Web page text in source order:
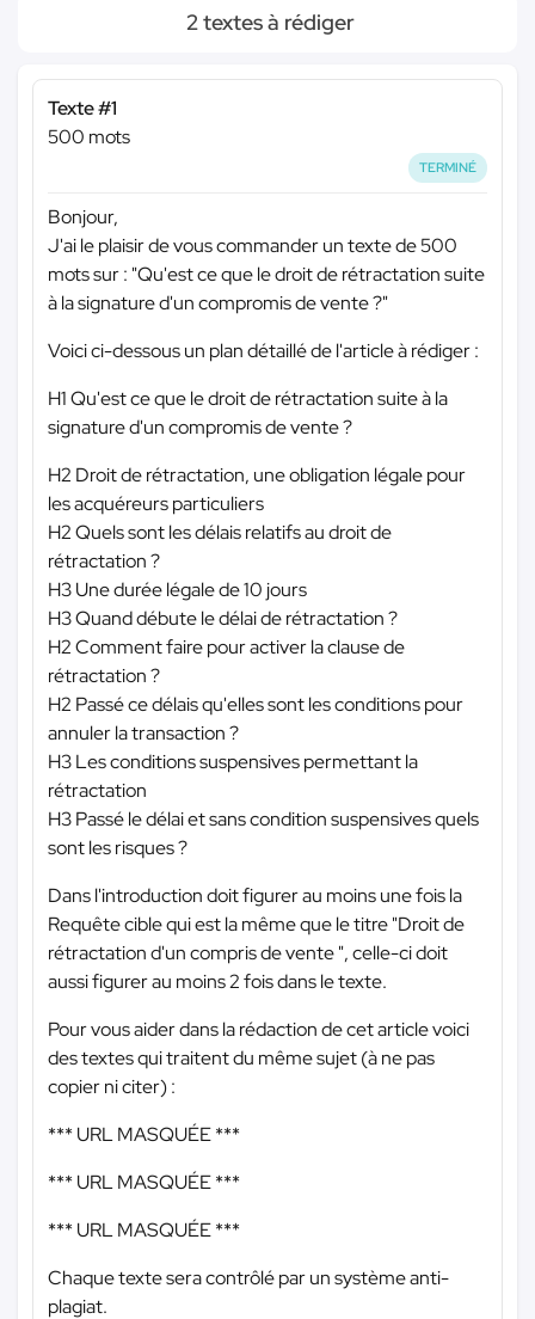
2 textes à rédiger
Texte #1
500 mots
TERMINÉ
Bonjour,
J'ai le plaisir de vous commander un texte de 500
mots sur : "Qu'est ce que le droit de rétractation suite
à la signature d'un compromis de vente ?"
Voici ci-dessous un plan détaillé de l'article à rédiger :
H1 Qu'est ce que le droit de rétractation suite à la
signature d'un compromis de vente ?
H2 Droit de rétractation, une obligation légale pour
les acquéreurs particuliers
H2 Quels sont les délais relatifs au droit de
rétractation ?
H3 Une durée légale de 10 jours
H3 Quand débute le délai de rétractation ?
H2 Comment faire pour activer la clause de
rétractation ?
H2 Passé ce délais qu'elles sont les conditions pour
annuler la transaction ?
H3 Les conditions suspensives permettant la
rétractation
H3 Passé le délai et sans condition suspensives quels
sont les risques ?
Dans l'introduction doit figurer au moins une fois la
Requête cible qui est la même que le titre "Droit de
rétractation d'un compris de vente ", celle-ci doit
aussi figurer au moins 2 fois dans le texte.
Pour vous aider dans la rédaction de cet article voici
des textes qui traitent du même sujet (à ne pas
copier ni citer) :
*** URL MASQUÉE ***
*** URL MASQUÉE ***
*** URL MASQUÉE ***
Chaque texte sera contrôlé par un système anti-
plagiat.